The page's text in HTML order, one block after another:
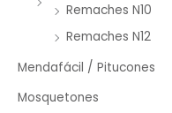
Remaches N10
Remaches N12
Mendafácil / Pitucones
Mosquetones